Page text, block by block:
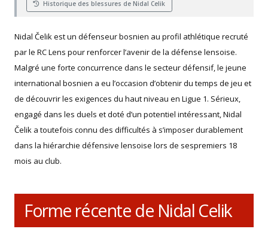
Historique des blessures de Nidal Celik
Nidal Čelik est un défenseur bosnien au profil athlétique recruté
par le RC Lens pour renforcer l’avenir de la défense lensoise.
Malgré une forte concurrence dans le secteur défensif, le jeune
international bosnien a eu l’occasion d’obtenir du temps de jeu et
de découvrir les exigences du haut niveau en Ligue 1. Sérieux,
engagé dans les duels et doté d’un potentiel intéressant, Nidal
Čelik a toutefois connu des difficultés à s’imposer durablement
dans la hiérarchie défensive lensoise lors de sespremiers 18
mois au club.
Forme récente de Nidal Celik